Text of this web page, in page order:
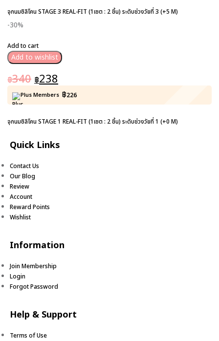
จุกนมซิลิโคน STAGE 3 REAL-FIT (1เซต : 2 ชิ้น) ระดับช่วงวัยที่ 3 (+5 M)
-30%
Add to cart
Add to wishlist
฿340 ฿238
Plus Members ฿226
จุกนมซิลิโคน STAGE 1 REAL-FIT (1เซต : 2 ชิ้น) ระดับช่วงวัยที่ 1 (+0 M)
Quick Links
Contact Us
Our Blog
Review
Account
Reward Points
Wishlist
Information
Join Membership
Login
Forgot Password
Help & Support
Terms of Use